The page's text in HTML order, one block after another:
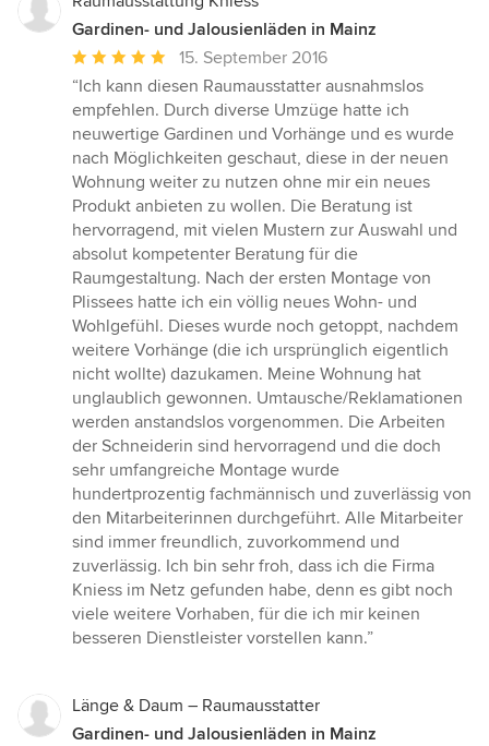
Gardinen- und Jalousienläden in Mainz
Durchschnittliche
Bewertung:
5
von
5
Sternen
15. September 2016
“Ich kann diesen Raumausstatter ausnahmslos
empfehlen. Durch diverse Umzüge hatte ich
neuwertige Gardinen und Vorhänge und es wurde
nach Möglichkeiten geschaut, diese in der neuen
Wohnung weiter zu nutzen ohne mir ein neues
Produkt anbieten zu wollen. Die Beratung ist
hervorragend, mit vielen Mustern zur Auswahl und
absolut kompetenter Beratung für die
Raumgestaltung. Nach der ersten Montage von
Plissees hatte ich ein völlig neues Wohn- und
Wohlgefühl. Dieses wurde noch getoppt, nachdem
weitere Vorhänge (die ich ursprünglich eigentlich
nicht wollte) dazukamen. Meine Wohnung hat
unglaublich gewonnen. Umtausche/Reklamationen
werden anstandslos vorgenommen. Die Arbeiten
der Schneiderin sind hervorragend und die doch
sehr umfangreiche Montage wurde
hundertprozentig fachmännisch und zuverlässig von
den Mitarbeiterinnen durchgeführt. Alle Mitarbeiter
sind immer freundlich, zuvorkommend und
zuverlässig. Ich bin sehr froh, dass ich die Firma
Kniess im Netz gefunden habe, denn es gibt noch
viele weitere Vorhaben, für die ich mir keinen
besseren Dienstleister vorstellen kann.”
Länge & Daum – Raumausstatter
Gardinen- und Jalousienläden in Mainz